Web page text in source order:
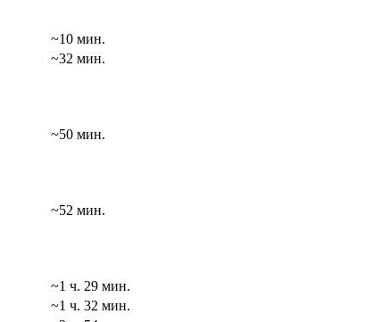
~10 мин.
~32 мин.
~50 мин.
~52 мин.
~1 ч. 29 мин.
~1 ч. 32 мин.